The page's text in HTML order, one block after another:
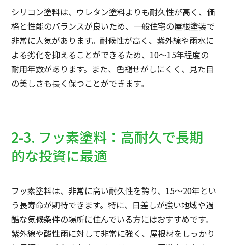
シリコン塗料は、ウレタン塗料よりも耐久性が高く、価
格と性能のバランスが良いため、一般住宅の屋根塗装で
非常に人気があります。耐候性が高く、紫外線や雨水に
よる劣化を抑えることができるため、10〜15年程度の
耐用年数があります。また、色褪せがしにくく、見た目
の美しさも長く保つことができます。
2-3. フッ素塗料：高耐久で長期
的な投資に最適
フッ素塗料は、非常に高い耐久性を誇り、15〜20年とい
う長寿命が期待できます。特に、日差しが強い地域や過
酷な気候条件の場所に住んでいる方にはおすすめです。
紫外線や酸性雨に対して非常に強く、屋根材をしっかり